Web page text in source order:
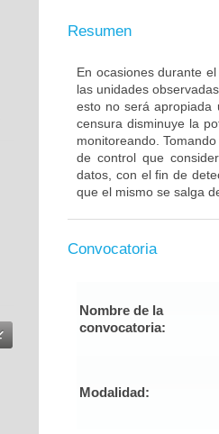
Resumen
En ocasiones durante
las unidades
esto no será apropiada
censura disminuye la
monitoreando.
de control que
datos, con el fin de
que el mismo se salga
Convocatoria
Nombre de la
convocatoria:
Modalidad: